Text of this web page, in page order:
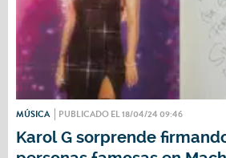
MÚSICA PUBLICADO EL 18/04/24 09:46
Karol G sorprende